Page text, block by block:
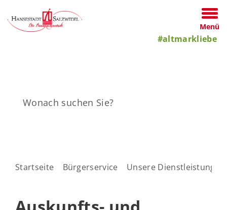
Menü
#altmarkliebe
Startseite Bürgerservice Unsere Dienstleistungen